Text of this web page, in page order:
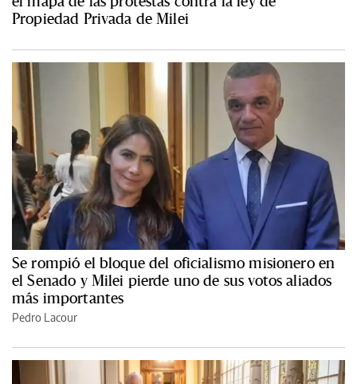
Propiedad Privada de Milei
Se rompió el bloque del oficialismo misionero en
el Senado y Milei pierde uno de sus votos aliados
más importantes
Pedro Lacour